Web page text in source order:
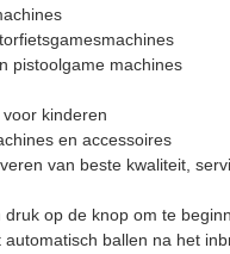
pistoolgame machines
kinderen
en accessoires
van beste kwaliteit,
druk op de knop om te
automatisch ballen na het